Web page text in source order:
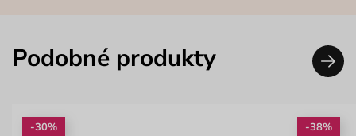
Podobné produkty
-30% -38%